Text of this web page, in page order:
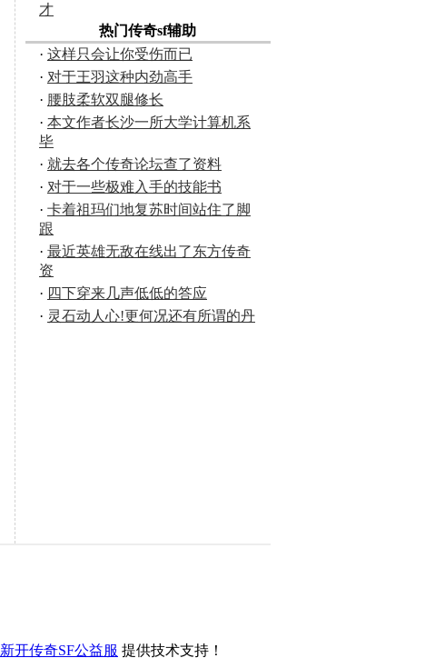
才
热门传奇sf辅助
· 这样只会让你受伤而已
· 对于王羽这种内劲高手
· 腰肢柔软双腿修长
· 本文作者长沙一所大学计算机系
毕
· 就去各个传奇论坛查了资料
· 对于一些极难入手的技能书
· 卡着祖玛们地复苏时间站住了脚
跟
· 最近英雄无敌在线出了东方传奇
资
· 四下穿来几声低低的答应
· 灵石动人心!更何况还有所谓的丹
新开传奇SF公益服 提供技术支持！